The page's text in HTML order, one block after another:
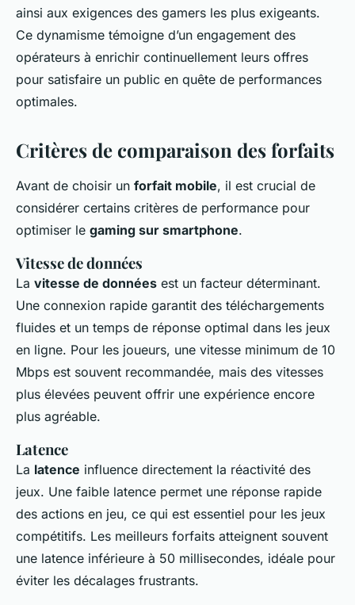
ainsi aux exigences des gamers les plus exigeants.
Ce dynamisme témoigne d’un engagement des
opérateurs à enrichir continuellement leurs offres
pour satisfaire un public en quête de performances
optimales.
Critères de comparaison des forfaits
Avant de choisir un forfait mobile, il est crucial de
considérer certains critères de performance pour
optimiser le gaming sur smartphone.
Vitesse de données
La vitesse de données est un facteur déterminant.
Une connexion rapide garantit des téléchargements
fluides et un temps de réponse optimal dans les jeux
en ligne. Pour les joueurs, une vitesse minimum de 10
Mbps est souvent recommandée, mais des vitesses
plus élevées peuvent offrir une expérience encore
plus agréable.
Latence
La latence influence directement la réactivité des
jeux. Une faible latence permet une réponse rapide
des actions en jeu, ce qui est essentiel pour les jeux
compétitifs. Les meilleurs forfaits atteignent souvent
une latence inférieure à 50 millisecondes, idéale pour
éviter les décalages frustrants.